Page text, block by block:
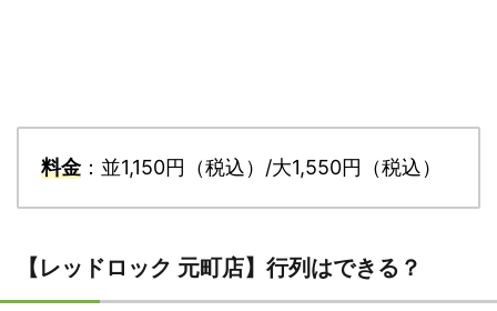
料金：並1,150円（税込）/大1,550円（税込）
【レッドロック 元町店】行列はできる？